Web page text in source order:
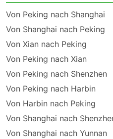
Von Peking nach Shanghai
Von Shanghai nach Peking
Von Xian nach Peking
Von Peking nach Xian
Von Peking nach Shenzhen
Von Peking nach Harbin
Von Harbin nach Peking
Von Shanghai nach
Von Shanghai nach Yunnan